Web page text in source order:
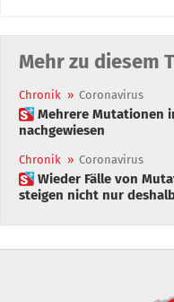
Mehr zu diesem
Chronik » Coronavirus
 Mehrere Mutationen in Südtirol: Über 250 Fälle
nachgewiesen
Chronik » Coronavirus
 Wieder Fälle von Mutationen in Südtirol: „Zahlen
steigen nicht nur